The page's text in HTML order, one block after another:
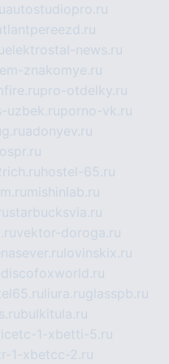
autostudiopro.ru
elektrostal-news.ru
znakomye.ru
pro-otdelky.ru
uzbek.ruporno-vk.ru
adonyev.ru
hostel-65.ru
mishinlab.ru
starbucksvia.ru
vektor-doroga.ru
lovinskix.ru
discofoxworld.ru
liura.ruglasspb.ru
bulkitula.ru
1-xbetti-5.ru
1-xbetcc-2.ru